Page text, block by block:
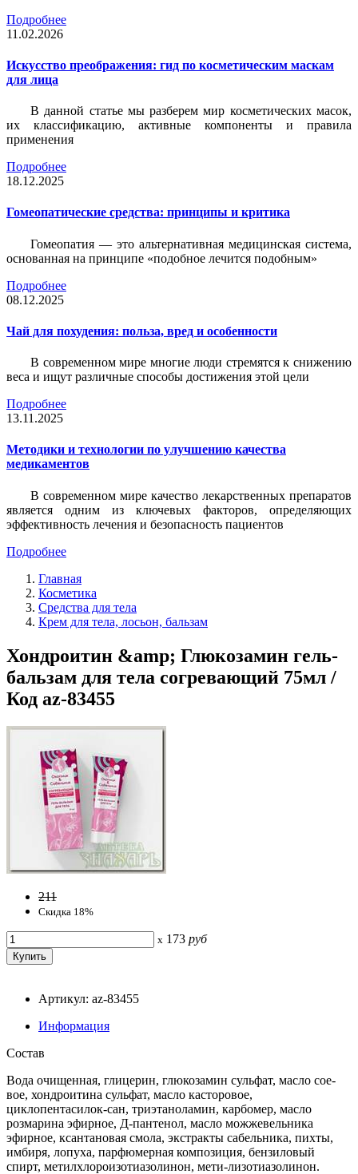
Подробнее
11.02.2026
Искусство преображения: гид по косметическим маскам
для лица
В данной статье мы разберем мир косметических масок,
их классификацию, активные компоненты и правила
применения
Подробнее
18.12.2025
Гомеопатические средства: принципы и критика
Гомеопатия — это альтернативная медицинская система,
основанная на принципе «подобное лечится подобным»
Подробнее
08.12.2025
Чай для похудения: польза, вред и особенности
В современном мире многие люди стремятся к снижению
веса и ищут различные способы достижения этой цели
Подробнее
13.11.2025
Методики и технологии по улучшению качества
медикаментов
В современном мире качество лекарственных препаратов
является одним из ключевых факторов, определяющих
эффективность лечения и безопасность пациентов
Подробнее
Главная
Косметика
Средства для тела
Крем для тела, лосьон, бальзам
Хондроитин &amp; Глюкозамин гель-
бальзам для тела согревающий 75мл /
Код az-83455
211
Скидка 18%
x 173 руб
Артикул: az-83455
Информация
Состав
Вода очищенная, глицерин, глюкозамин сульфат, масло сое-
вое, хондроитина сульфат, масло касторовое,
циклопентасилок-сан, триэтаноламин, карбомер, масло
розмарина эфирное, Д-пантенол, масло можжевельника
эфирное, ксантановая смола, экстракты сабельника, пихты,
имбиря, лопуха, парфюмерная композиция, бензиловый
спирт, метилхлороизотиазолинон, мети-лизотиазолинон.